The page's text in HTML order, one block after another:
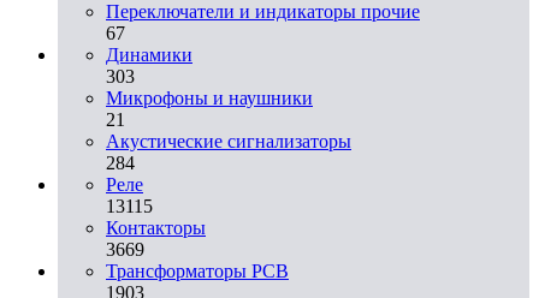
Переключатели и индикаторы прочие
67
Динамики
303
Микрофоны и наушники
21
Акустические сигнализаторы
284
Реле
13115
Контакторы
3669
Трансформаторы PCB
1903